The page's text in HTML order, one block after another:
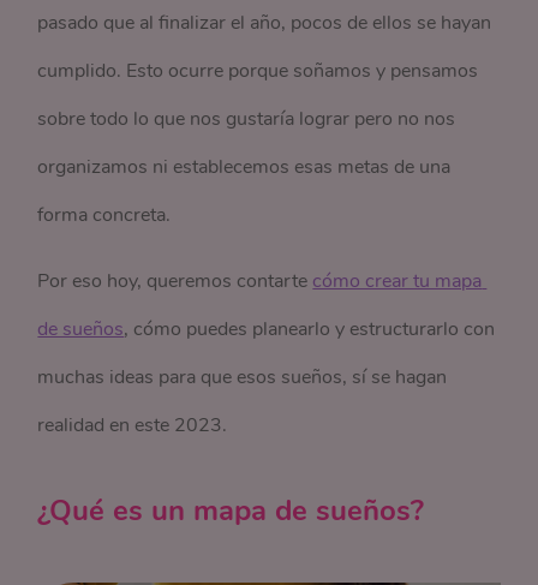
pasado que al finalizar el año, pocos de ellos se hayan
cumplido. Esto ocurre porque soñamos y pensamos
sobre todo lo que nos gustaría lograr pero no nos
organizamos ni establecemos esas metas de una
forma concreta.
Por eso hoy, queremos contarte cómo crear tu mapa
de sueños, cómo puedes planearlo y estructurarlo con
muchas ideas para que esos sueños, sí se hagan
realidad en este 2023.
¿Qué es un mapa de sueños?